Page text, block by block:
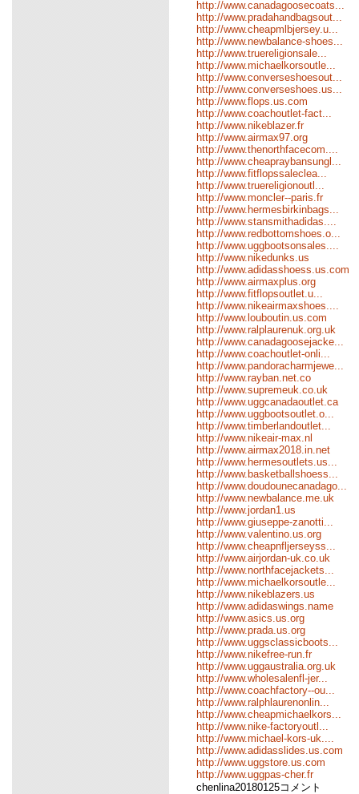
http://www.canadagoosecoats...
http://www.pradahandbagsout...
http://www.cheapmlbjersey.u...
http://www.newbalance-shoes...
http://www.truereligionsale...
http://www.michaelkorsoutle...
http://www.converseshoesout...
http://www.converseshoes.us...
http://www.flops.us.com
http://www.coachoutlet-fact...
http://www.nikeblazer.fr
http://www.airmax97.org
http://www.thenorthfacecom....
http://www.cheapraybansungl...
http://www.fitflopssaleclea...
http://www.truereligionoutl...
http://www.moncler--paris.fr
http://www.hermesbirkinbags...
http://www.stansmithadidas....
http://www.redbottomshoes.o...
http://www.uggbootsonsales....
http://www.nikedunks.us
http://www.adidasshoess.us.com
http://www.airmaxplus.org
http://www.fitflopsoutlet.u...
http://www.nikeairmaxshoes....
http://www.louboutin.us.com
http://www.ralplaurenuk.org.uk
http://www.canadagoosejacke...
http://www.coachoutlet-onli...
http://www.pandoracharmjewe...
http://www.rayban.net.co
http://www.supremeuk.co.uk
http://www.uggcanadaoutlet.ca
http://www.uggbootsoutlet.o...
http://www.timberlandoutlet...
http://www.nikeair-max.nl
http://www.airmax2018.in.net
http://www.hermesoutlets.us...
http://www.basketballshoess...
http://www.doudounecanadago...
http://www.newbalance.me.uk
http://www.jordan1.us
http://www.giuseppe-zanotti...
http://www.valentino.us.org
http://www.cheapnfljerseyss...
http://www.airjordan-uk.co.uk
http://www.northfacejackets...
http://www.michaelkorsoutle...
http://www.nikeblazers.us
http://www.adidaswings.name
http://www.asics.us.org
http://www.prada.us.org
http://www.uggsclassicboots...
http://www.nikefree-run.fr
http://www.uggaustralia.org.uk
http://www.wholesalenfl-jer...
http://www.coachfactory--ou...
http://www.ralphlaurenonlin...
http://www.cheapmichaelkors...
http://www.nike-factoryoutl...
http://www.michael-kors-uk....
http://www.adidasslides.us.com
http://www.uggstore.us.com
http://www.uggpas-cher.fr
chenlina20180125コメント